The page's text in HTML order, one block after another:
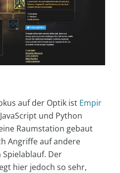
auf der Optik ist Empir
und Python
Raumstation gebaut
Angriffe auf andere
Der
hier jedoch so sehr,